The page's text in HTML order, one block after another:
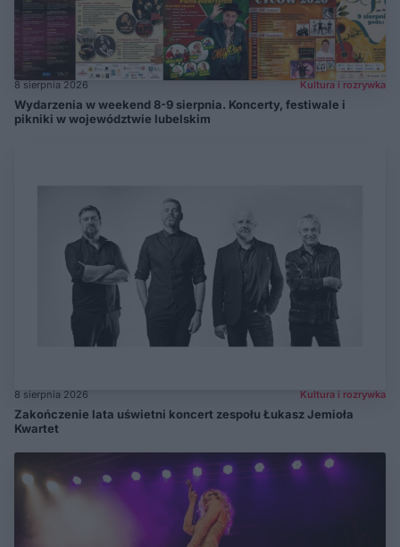
8 sierpnia 2026 Kultura i rozrywka
Wydarzenia w weekend 8-9 sierpnia. Koncerty, festiwale i
pikniki w województwie lubelskim
8 sierpnia 2026 Kultura i rozrywka
Zakończenie lata uświetni koncert zespołu Łukasz Jemioła
Kwartet